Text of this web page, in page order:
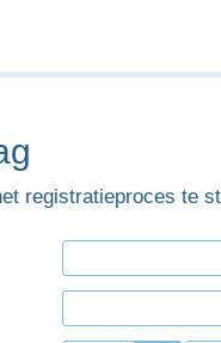
registratieproces te